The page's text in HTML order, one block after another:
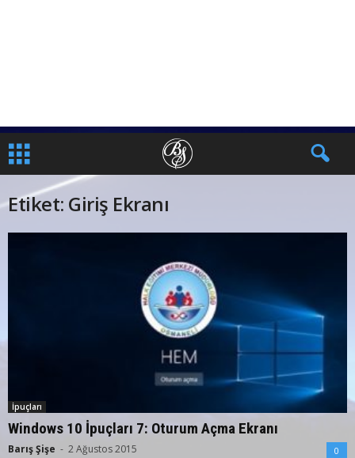
Etiket: Giriş Ekranı
İpuçları
Windows 10 İpuçları 7: Oturum Açma Ekranı
Barış Şişe - 2 Ağustos 2015 0